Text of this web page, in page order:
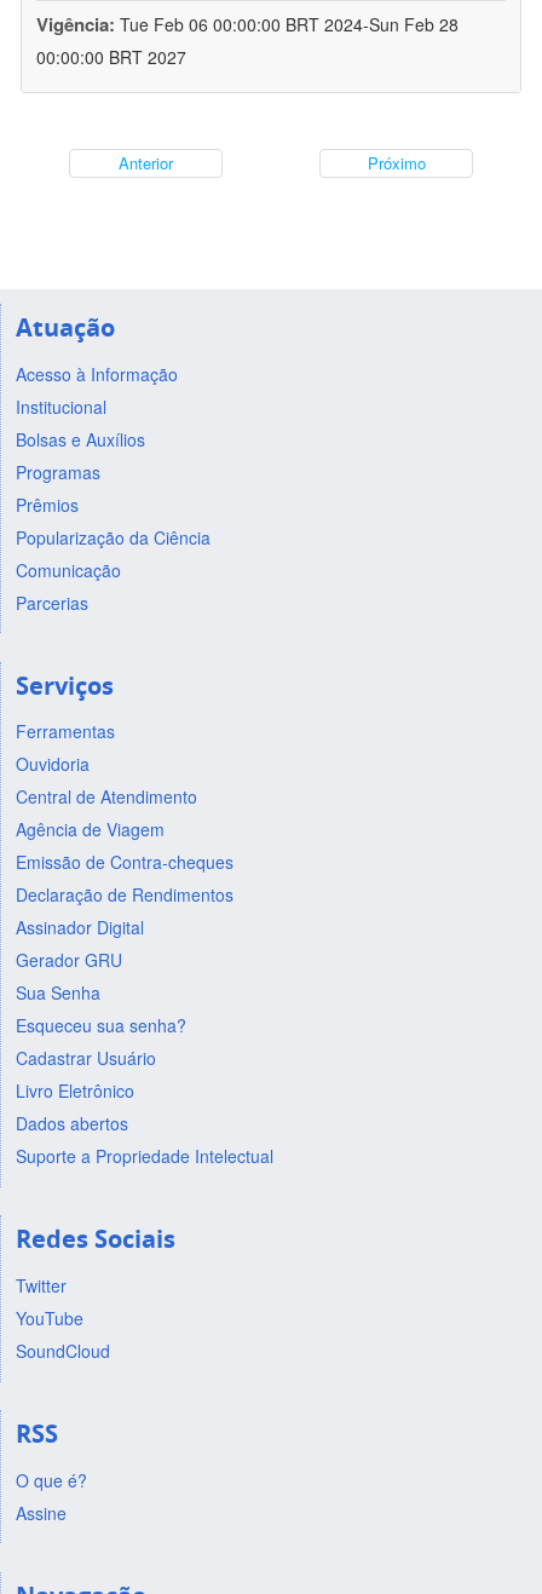
Vigência: Tue Feb 06 00:00:00 BRT 2024-Sun Feb 28
00:00:00 BRT 2027
Anterior Próximo
Atuação
Acesso à Informação
Institucional
Bolsas e Auxílios
Programas
Prêmios
Popularização da Ciência
Comunicação
Parcerias
Serviços
Ferramentas
Ouvidoria
Central de Atendimento
Agência de Viagem
Emissão de Contra-cheques
Declaração de Rendimentos
Assinador Digital
Gerador GRU
Sua Senha
Esqueceu sua senha?
Cadastrar Usuário
Livro Eletrônico
Dados abertos
Suporte a Propriedade Intelectual
Redes Sociais
Twitter
YouTube
SoundCloud
RSS
O que é?
Assine